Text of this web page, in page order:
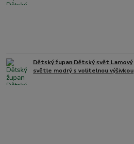
Dětský župan Dětský svět Lamový
světle modrý s volitelnou výšivkou